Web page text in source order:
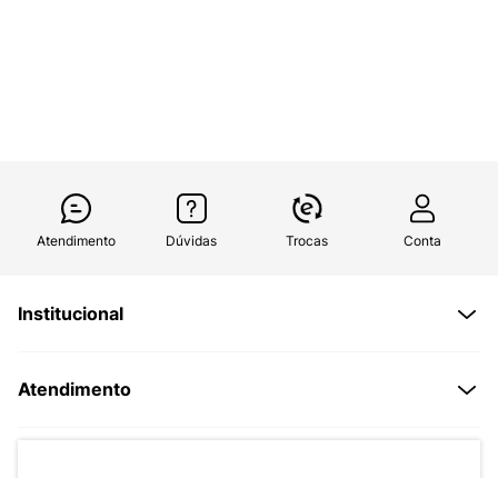
Atendimento Dúvidas Trocas Conta
Institucional
Políticas de Privacidade
Atendimento